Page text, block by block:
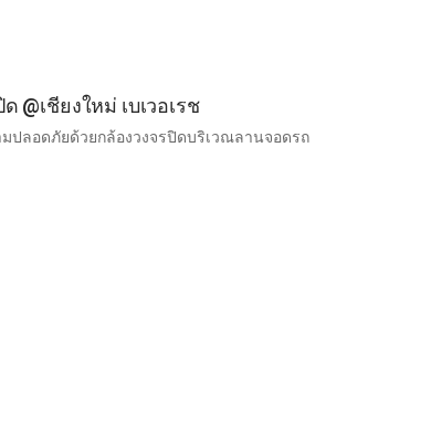
เชียงใหม่ เบเวอเรช
ปลอดภัยด้วยกล้องวงจรปิดบริเวณลานจอดรถ